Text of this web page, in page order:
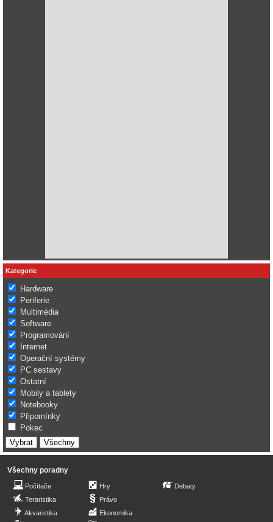
Kategorie
Hardware
Periferie
Multimédia
Software
Programování
Internet
Operační systémy
PC sestavy
Ostatní
Mobily a tablety
Notebooky
Připomínky
Pokec
Všechny poradny
Počítače
Teraristika
Akvaristika
Hry
Právo
Ekonomika
Debaty